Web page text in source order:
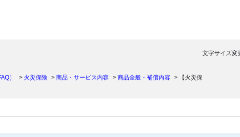
文字サイズ変
） > 火災保険 > 商品・サービス内容 > 商品全般・補償内容 >
【火災保